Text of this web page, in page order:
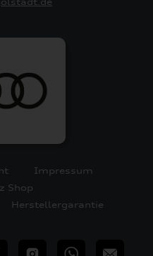
Impressum
Shop
Herstellergarantie
InstagramWhatsApp
E-